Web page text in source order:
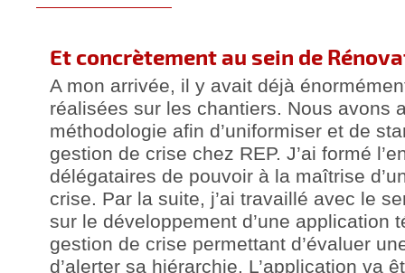
Et concrètement au sein de
A mon arrivée, il y avait déjà
réalisées sur les chantiers. Nous avons
méthodologie afin d’uniformiser et de
gestion de crise chez REP. J’ai formé
délégataires de pouvoir à la maîtrise
crise. Par la suite, j’ai travaillé avec le
sur le développement d’une application
gestion de crise permettant d’évaluer
d’alerter sa hiérarchie. L’application va